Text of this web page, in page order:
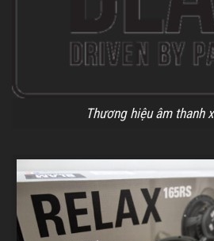
Thương hiệu âm thanh